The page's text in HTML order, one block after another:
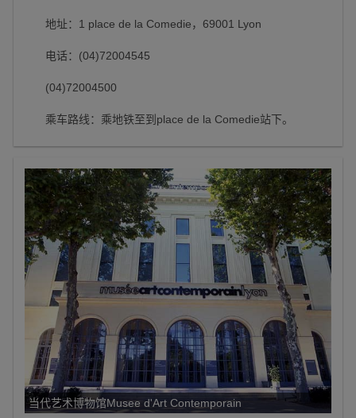
地址：1 place de la Comedie，69001 Lyon
电话：(04)72004545
(04)72004500
乘车路线：乘地铁至到place de la Comedie站下。
当代艺术博物馆Musee d'Art Contemporain